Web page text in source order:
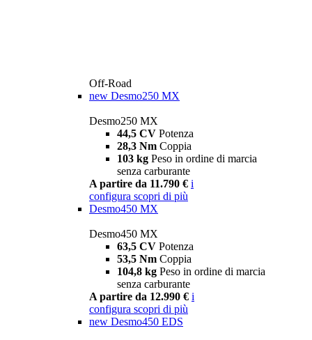
Off-Road
new Desmo250 MX
Desmo250 MX
44,5 CV Potenza
28,3 Nm Coppia
103 kg Peso in ordine di marcia
senza carburante
A partire da 11.790 € i
configura scopri di più
Desmo450 MX
Desmo450 MX
63,5 CV Potenza
53,5 Nm Coppia
104,8 kg Peso in ordine di marcia
senza carburante
A partire da 12.990 € i
configura scopri di più
new Desmo450 EDS